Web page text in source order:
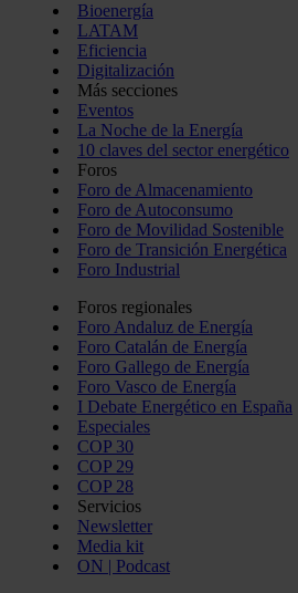
Bioenergía
LATAM
Eficiencia
Digitalización
Más secciones
Eventos
La Noche de la Energía
10 claves del sector energético
Foros
Foro de Almacenamiento
Foro de Autoconsumo
Foro de Movilidad Sostenible
Foro de Transición Energética
Foro Industrial
Foros regionales
Foro Andaluz de Energía
Foro Catalán de Energía
Foro Gallego de Energía
Foro Vasco de Energía
I Debate Energético en España
Especiales
COP 30
COP 29
COP 28
Servicios
Newsletter
Media kit
ON | Podcast